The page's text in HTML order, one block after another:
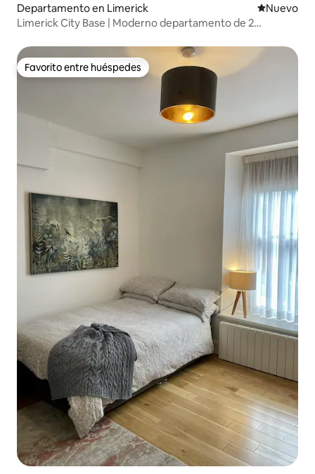
Departamento en Limerick Lugar
Nuevo
Limerick City Base | Moderno departamento de 2
Favorito entre huéspedes
Favorito entre huéspedes